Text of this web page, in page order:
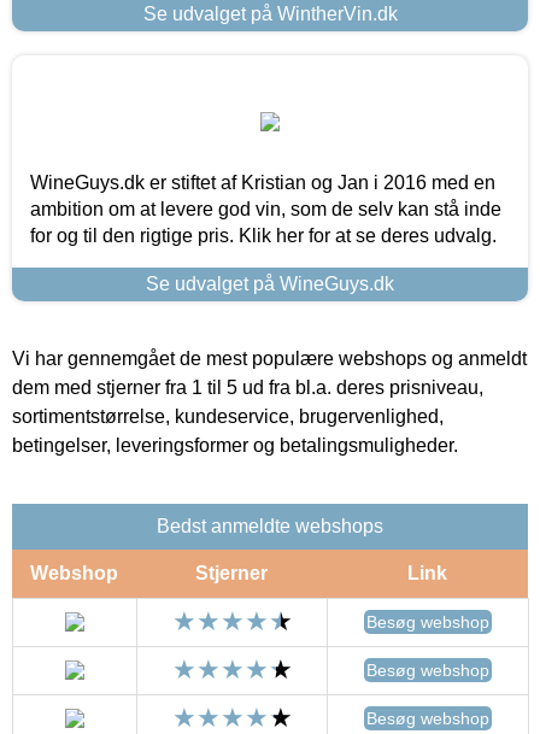
Se udvalget på WintherVin.dk
WineGuys.dk er stiftet af Kristian og Jan i 2016 med en
ambition om at levere god vin, som de selv kan stå inde
for og til den rigtige pris. Klik her for at se deres udvalg.
Se udvalget på WineGuys.dk
Vi har gennemgået de mest populære webshops og anmeldt
dem med stjerner fra 1 til 5 ud fra bl.a. deres prisniveau,
sortimentstørrelse, kundeservice, brugervenlighed,
betingelser, leveringsformer og betalingsmuligheder.
Bedst anmeldte webshops
Webshop Stjerner Link
Besøg webshop
Besøg webshop
Besøg webshop